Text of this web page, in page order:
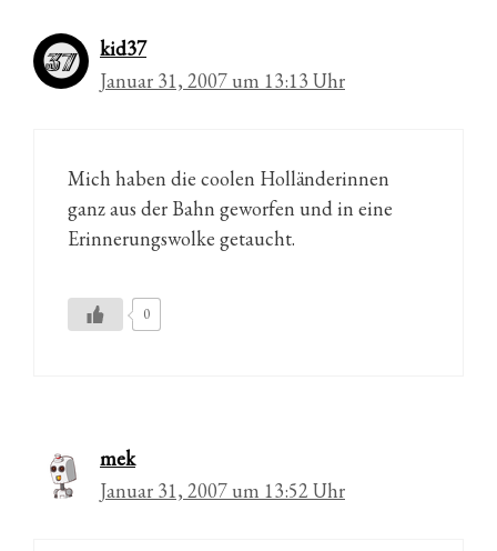
kid37
Januar 31, 2007 um 13:13 Uhr
Mich haben die coolen Holländerinnen
ganz aus der Bahn geworfen und in eine
Erinnerungswolke getaucht.
0
mek
Januar 31, 2007 um 13:52 Uhr